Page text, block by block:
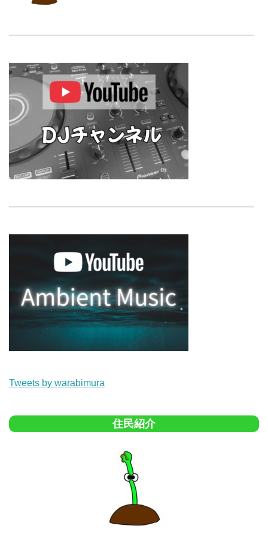
Tweets by warabimura
住民紹介